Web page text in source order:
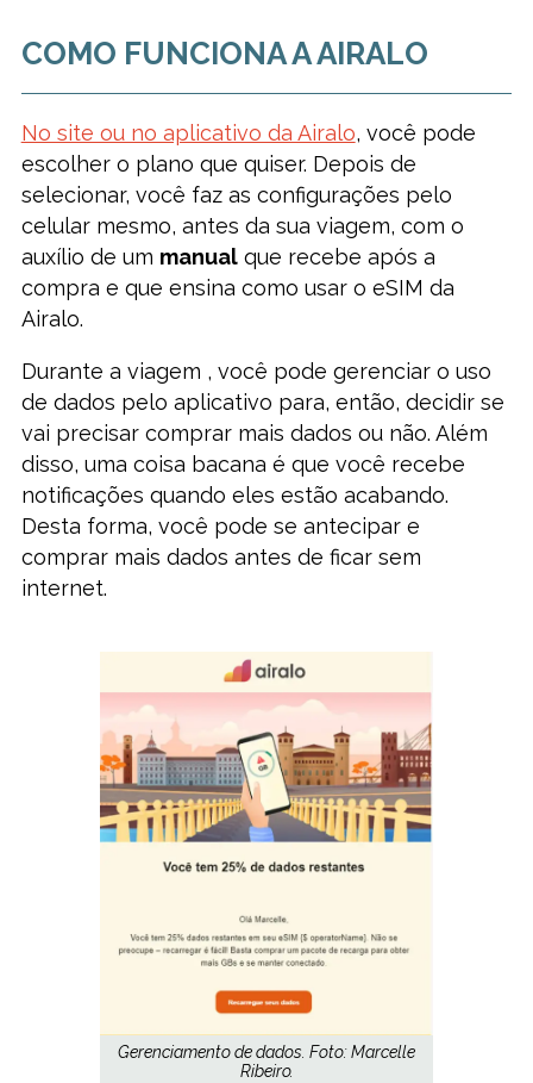
COMO FUNCIONA A AIRALO
No site ou no aplicativo da Airalo, você pode
escolher o plano que quiser. Depois de
selecionar, você faz as configurações pelo
celular mesmo, antes da sua viagem, com o
auxílio de um manualque recebe após a
compra e que ensina como usar o eSIM da
Airalo.
Durante a viagem , você pode gerenciar o uso
de dados pelo aplicativo para, então, decidir se
vai precisar comprar mais dados ou não. Além
disso, uma coisa bacana é que você recebe
notificações quando eles estão acabando.
Desta forma, você pode se antecipar e
comprar mais dados antes de ficar sem
internet.
Gerenciamento de dados. Foto: Marcelle
Ribeiro.